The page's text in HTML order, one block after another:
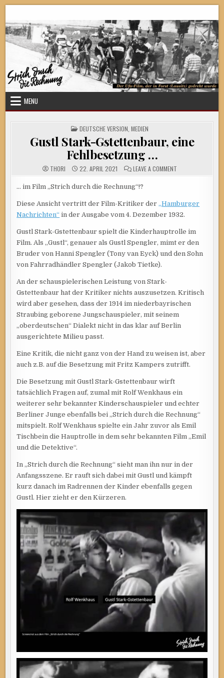
content
Strich durch die Rechnung
MENU
POSTED
IN
DEUTSCHE VERSION MEDIEN
Gustl Stark-Gstettenbaur, eine
Fehlbesetzung …
THORI 22. APRIL 2021 LEAVE A COMMENTON
…
… im Film „Strich durch die Rechnung“!?
Diese Ansicht vertritt der Film-Kritiker der„Hamburger
Nachrichten“ in der Ausgabe vom 4. Dezember 1932.
Gustl Stark-Gstettenbaur spielt die Kinderhauptrolle im
Film. Als „Gustl“, genauer als Gustl Spengler, mimt er den
Bruder von Hanni Spengler (Tony van Eyck) und den Sohn
von Fahrradhändler Spengler (Jakob Tietke).
An der schauspielerischen Leistung von Stark-
Gstettenbaur hat der Kritiker nichts auszusetzen. Kritisch
wird aber gesehen, dass der 1914 im niederbayrischen
Straubing geborene Jungschauspieler, mit seinem
„oberdeutschen“ Dialekt nicht in das klar auf Berlin
ausgerichtete Milieu passt.
Eine Kritik, die nicht ganz von der Hand zu weisen ist, aber
auch z.B. auf die Besetzung mit Fritz Kampers zutrifft.
Die Besetzung mit Gustl Stark-Gstettenbaur wirft
tatsächlich Fragen auf, zumal mit Rolf Wenkhaus ein
weiterer sehr bekannter Kinderschauspieler und echter
Berliner Junge ebenfalls bei „Strich durch die Rechnung“
mitspielt. Rolf Wenkhaus spielte ein Jahr zuvor als Emil
Tischbein die Hauptrolle in dem sehr bekannten Film „Emil
und die Detektive“.
In „Strich durch die Rechnung“ sieht man ihn nur in der
Anfangsszene. Er rauft sich dabei mit Gustl und kämpft
kurz danach im Radrennen der Kinder ebenfalls gegen
Gustl. Hier zieht er den Kürzeren.